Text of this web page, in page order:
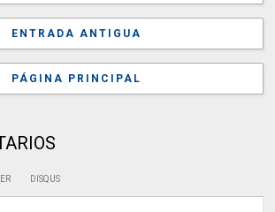
ENTRADA ANTIGUA
PÁGINA PRINCIPAL
DISQUS